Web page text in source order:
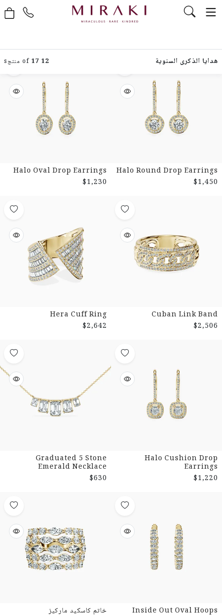
هدايا الذكرى السنوية 12
17 منتجs
Halo Round Drop Earrings
$1,450
Halo Oval Drop Earrings
$1,230
Cuban Link Band
$2,506
Hera Cuff Ring
$2,642
Halo Cushion Drop
Earrings
$1,220
Graduated 5 Stone
Emerald Necklace
$630
Inside Out Oval Hoops
خاتم كاسكيد ماركيز